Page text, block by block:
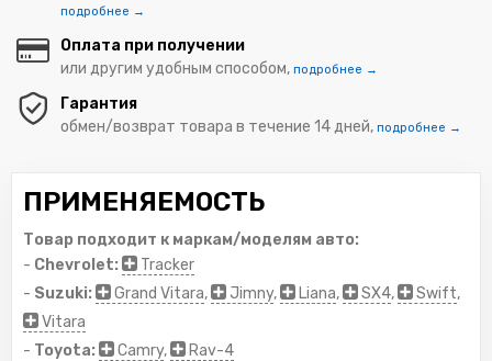
подробнее →
Оплата при получении
или другим удобным способом, подробнее →
Гарантия
обмен/возврат товара в течение 14 дней, подробнее →
ПРИМЕНЯЕМОСТЬ
Товар подходит к маркам/моделям авто:
- Chevrolet:
Tracker
- Suzuki: Grand Vitara, Jimny, Liana, SX4, Swift,
Vitara
- Toyota: Camry,
Rav-4